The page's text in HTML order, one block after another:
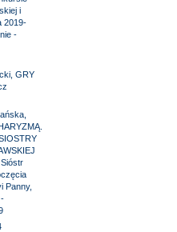
i
2019-
-
GRY
Panny,